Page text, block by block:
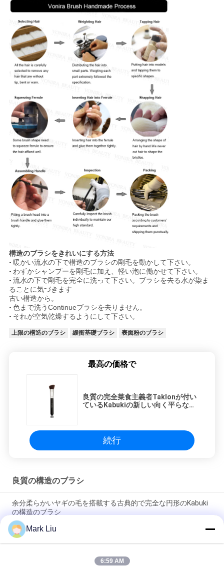
構造のブラシをきれいにする方法
- 暖かい流水の下で構造のブラシの剛毛を動かして下さい。
- わずかシャンプーを剛毛に加え、軽い泡に働かせて下さい。
- 流水の下で剛毛を完全に洗って下さい。ブラシを去る水が染ま
ることに気づきます
古い構造から。
- 色まで洗うContinueブラシを去りません。
- それが空気乾燥するようにして下さい。
上限の構造のブラシ 緩衝基礎ブラシ 表面粉のブラシ
最高の価格で
良質の完全菜食主義者Taklonが付い
ているKabukiの新しい向く平らな斜
続行
良質の構造のブラシ
余分柔らかいヤギの毛を搭載する古典的で完全な円形のKabuki
の構造のブラシ
Voniraの美大きいファンのヤギの毛の構造のブラシ/木製のハン
ドルの上限の構造のブラシ
超柔らかいヤギの毛の黒い木製のハンドルが付いている薄い頬
Mark Liu
6:59 AM